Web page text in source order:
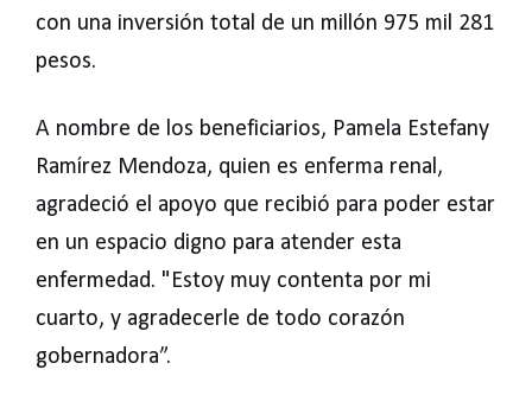
con una inversión total de un millón 975 mil 281
pesos.
A nombre de los beneficiarios, Pamela Estefany
Ramírez Mendoza, quien es enferma renal,
agradeció el apoyo que recibió para poder estar
en un espacio digno para atender esta
enfermedad. "Estoy muy contenta por mi
cuarto, y agradecerle de todo corazón
gobernadora”.